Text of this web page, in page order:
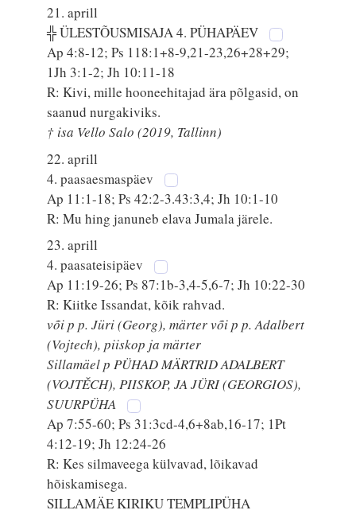
21. aprill
╬ ÜLESTÕUSMISAJA 4. PÜHAPÄEV
Ap 4:8-12; Ps 118:1+8-9,21-23,26+28+29;
1Jh 3:1-2; Jh 10:11-18
R: Kivi, mille hooneehitajad ära põlgasid, on
saanud nurgakiviks.
† isa Vello Salo (2019, Tallinn)
22. aprill
4. paasaesmaspäev
Ap 11:1-18; Ps 42:2-3.43:3,4; Jh 10:1-10
R: Mu hing januneb elava Jumala järele.
23. aprill
4. paasateisipäev
Ap 11:19-26; Ps 87:1b-3,4-5,6-7; Jh 10:22-30
R: Kiitke Issandat, kõik rahvad.
või p p. Jüri (Georg), märter või p p. Adalbert
(Vojtech), piiskop ja märter
Sillamäel p PÜHAD MÄRTRID ADALBERT
(VOJTĚCH), PIISKOP, JA JÜRI (GEORGIOS),
SUURPÜHA
Ap 7:55-60; Ps 31:3cd-4,6+8ab,16-17; 1Pt
4:12-19; Jh 12:24-26
R: Kes silmaveega külvavad, lõikavad
hõiskamisega.
SILLAMÄE KIRIKU TEMPLIPÜHA